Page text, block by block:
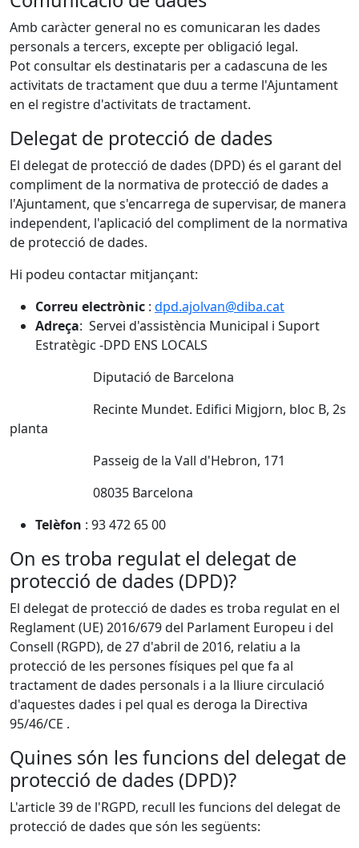
Amb caràcter general no es comunicaran les dades
personals a tercers, excepte per obligació legal.
Pot consultar els destinataris per a cadascuna de les
activitats de tractament que duu a terme l'Ajuntament
en el registre d'activitats de tractament.
Delegat de protecció de dades
El delegat de protecció de dades (DPD) és el garant del
compliment de la normativa de protecció de dades a
l'Ajuntament, que s'encarrega de supervisar, de manera
independent, l'aplicació del compliment de la normativa
de protecció de dades.
Hi podeu contactar mitjançant:
Correu electrònic : dpd.ajolvan@diba.cat
Adreça: Servei d'assistència Municipal i Suport
Estratègic -DPD ENS LOCALS
Diputació de Barcelona
Recinte Mundet. Edifici Migjorn, bloc B, 2s
planta
Passeig de la Vall d'Hebron, 171
08035 Barcelona
Telèfon : 93 472 65 00
On es troba regulat el delegat de
protecció de dades (DPD)?
El delegat de protecció de dades es troba regulat en el
Reglament (UE) 2016/679 del Parlament Europeu i del
Consell (RGPD), de 27 d'abril de 2016, relatiu a la
protecció de les persones físiques pel que fa al
tractament de dades personals i a la lliure circulació
d'aquestes dades i pel qual es deroga la Directiva
95/46/CE .
Quines són les funcions del delegat de
protecció de dades (DPD)?
L'article 39 de l'RGPD, recull les funcions del delegat de
protecció de dades que són les següents: